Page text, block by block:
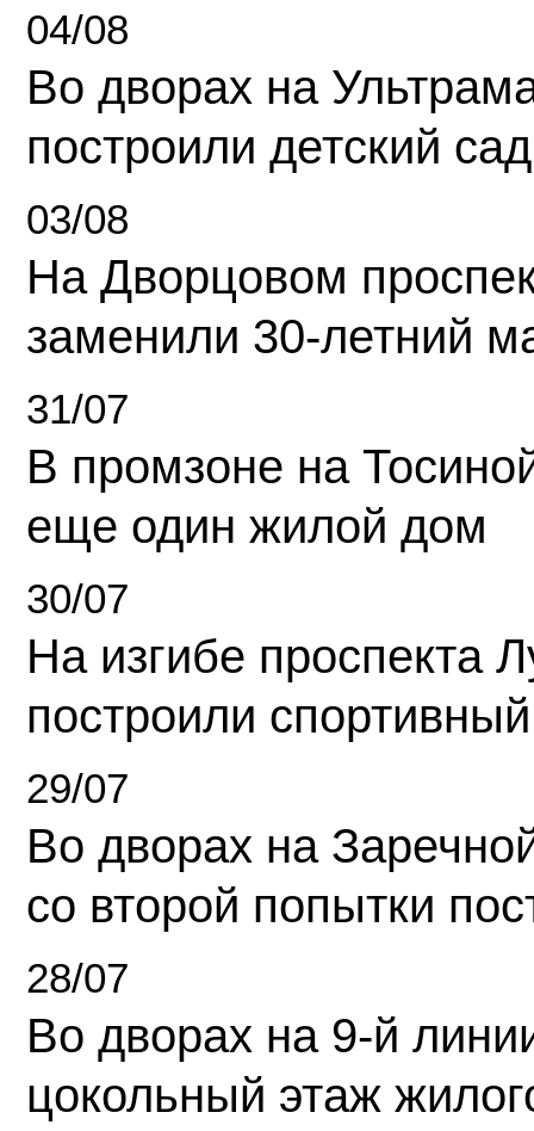
04/08
Во дворах на
построили детский сад
03/08
На Дворцовом
заменили 30-летний
31/07
В промзоне на
еще один жилой дом
30/07
На изгибе проспекта
построили
29/07
Во дворах на
со второй попытки
28/07
Во дворах на 9-й
цокольный этаж